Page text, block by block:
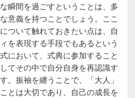
瞬間を過ごすということは、多
意義を持つことでしょう。ここ
ついて触れておきたい点は、自
を表現する手段でもあるという
において、式典に参加すること
てその中で自分自身を再認識す
。振袖を纏うことで、「大人」
とは大切であり、自己の成長を